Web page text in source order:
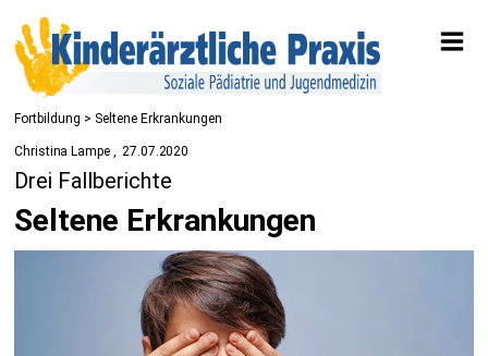
Fortbildung > Seltene Erkrankungen
Christina Lampe 27.07.2020
Drei Fallberichte
Seltene Erkrankungen